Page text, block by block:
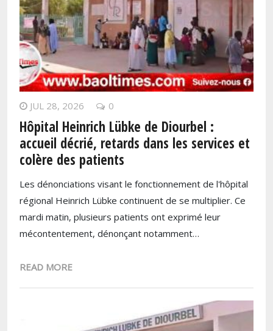
JUL 28, 2026 0
Hôpital Heinrich Lübke de Diourbel :
accueil décrié, retards dans les services et
colère des patients
Les dénonciations visant le fonctionnement de l'hôpital
régional Heinrich Lübke continuent de se multiplier. Ce
mardi matin, plusieurs patients ont exprimé leur
mécontentement, dénonçant notamment…
READ MORE